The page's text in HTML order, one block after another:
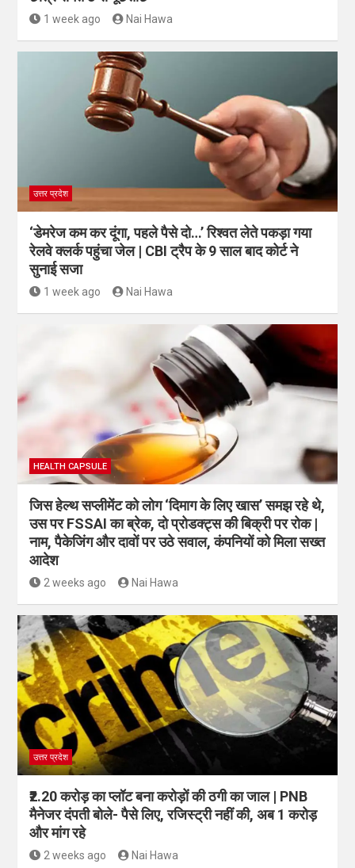
1 week ago Nai Hawa
उत्तर प्रदेश
‘डेमरेज कम कर दूंगा, पहले पैसे दो…’ रिश्वत लेते पकड़ा गया
रेलवे क्लर्क पहुंचा जेल | CBI ट्रैप के 9 साल बाद कोर्ट ने
सुनाई सजा
1 week ago Nai Hawa
HEALTH CAPSULE
जिस हेल्थ सप्लीमेंट को लोग ‘दिमाग के लिए खास’ समझ रहे थे,
उस पर FSSAI का ब्रेक, दो प्रोडक्ट्स की बिक्री पर रोक |
नाम, पैकेजिंग और दावों पर उठे सवाल, कंपनियों को मिला सख्त
आदेश
2 weeks ago Nai Hawa
उत्तर प्रदेश
₹2.20 करोड़ का प्लॉट बना करोड़ों की ठगी का जाल | PNB
मैनेजर दंपती बोले- पैसे लिए, रजिस्ट्री नहीं की, अब 1 करोड़
और मांग रहे
2 weeks ago Nai Hawa